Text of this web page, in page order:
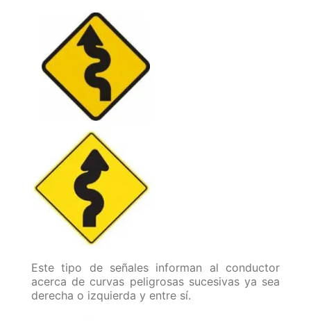
Este tipo de señales informan al conductor
acerca de curvas peligrosas sucesivas ya sea
derecha o izquierda y entre sí.